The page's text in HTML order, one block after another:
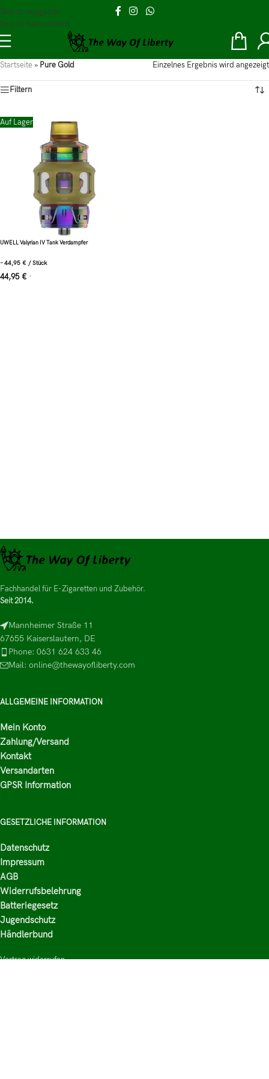
Skip to navigation
Skip to main content
Startseite » Pure Gold Einzelnes Ergebnis wird angezeigt
Filtern
Auf Lager
UWELL Valyrian IV Tank Verdampfer
–44,95 € /Stück
44,95 € *
Fachhandel für E-Zigaretten und Zubehör.
Seit 2014.
Mannheimer Straße 11
67655 Kaiserslautern, DE
Phone: 0631 624 633 46
Mail: online@thewayofliberty.com
ALLGEMEINE INFORMATION
Mein Konto
Zahlung/Versand
Kontakt
Versandarten
GPSR Information
GESETZLICHE INFORMATION
Datenschutz
Impressum
AGB
Widerrufsbelehrung
Batteriegesetz
Jugendschutz
Händlerbund
Vertrag widerrufen